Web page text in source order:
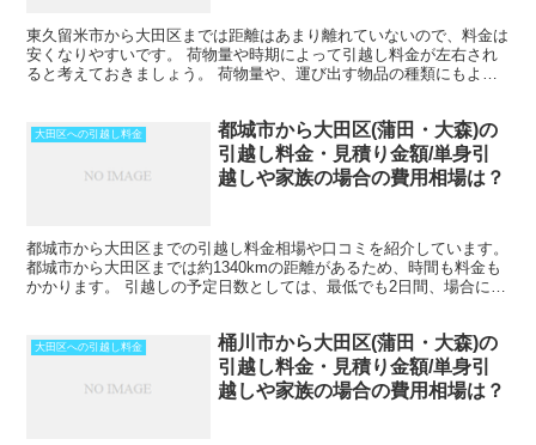
東久留米市から大田区までは距離はあまり離れていないので、料金は
安くなりやすいです。 荷物量や時期によって引越し料金が左右され
ると考えておきましょう。 荷物量や、運び出す物品の種類にもより
大田区への引越し料金
都城市から大田区(蒲田・大森)の
引越し料金・見積り金額/単身引
越しや家族の場合の費用相場は？
都城市から大田区までの引越し料金相場や口コミを紹介しています。
都城市から大田区までは約1340kmの距離があるため、時間も料金も
かかります。 引越しの予定日数としては、最低でも2日間、場合によ
大田区への引越し料金
桶川市から大田区(蒲田・大森)の
引越し料金・見積り金額/単身引
越しや家族の場合の費用相場は？